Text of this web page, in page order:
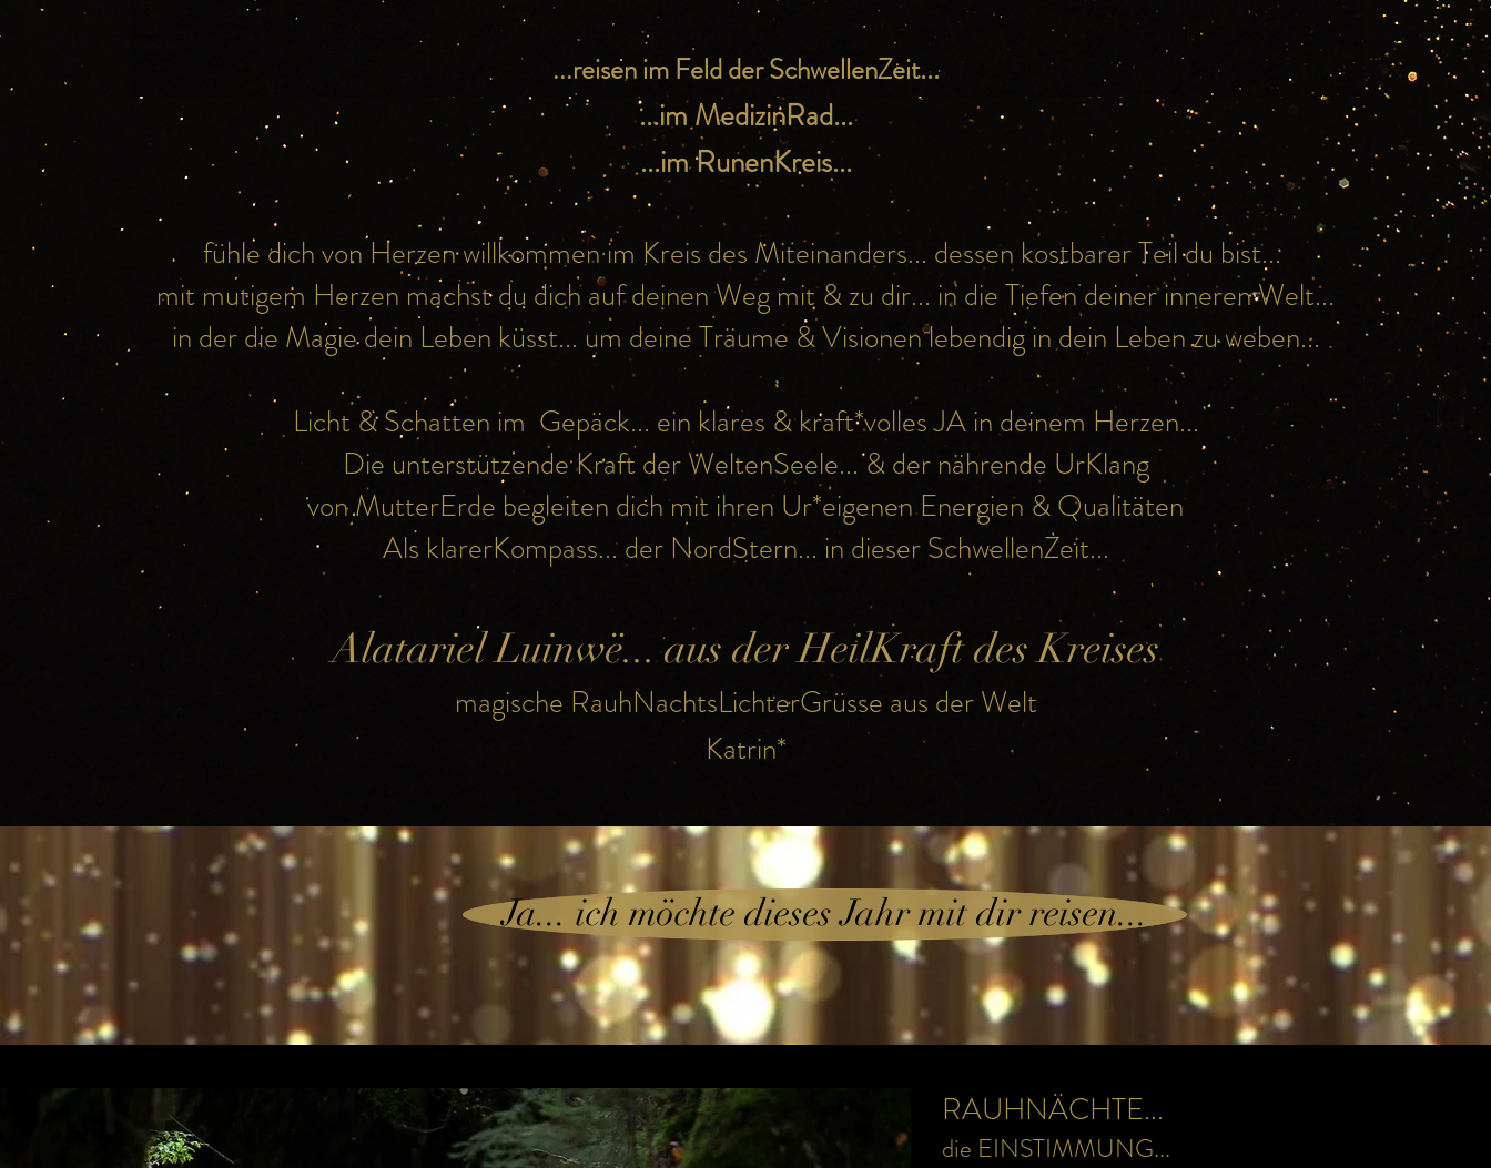
...reisen im Feld der SchwellenZeit...
...im MedizinRad...
...im RunenKreis...
fühle dich von Herzen willkommen im Kreis des Miteinanders... dessen kostbarer Teil du bist...
mit mutigem Herzen machst du dich auf deinen Weg mit & zu dir... in die Tiefen deiner inneren Welt...
in der die Magie dein Leben küsst... um deine Träume & Visionen lebendig in dein Leben zu weben...
Licht & Schatten im Gepäck... ein klares & kraft*volles JA in deinem Herzen...
Die unterstützendeKraftder WeltenSeele... & der nährende UrKlang
von MutterErde begleiten dich mit ihren Ur*eigenen Energien & Qualitäten
Als klarerKompass... der NordStern... in dieser SchwellenZeit...
Alatariel Luinwë... aus der HeilKraft des Kreises
magische RauhNachtsLichterGrüsse aus der Welt
Katrin*
Ja... ich möchte dieses Jahr mit dir reisen...
RAUHNÄCHTE...
die EINSTIMMUNG...